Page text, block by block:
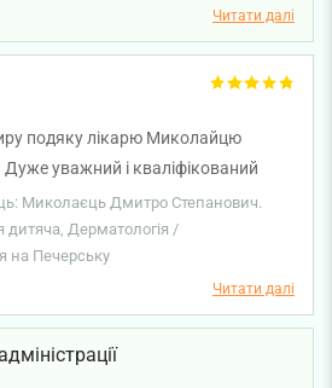
та позитивна оцінка — це найкраща
команди! Бажаємо вам міцного
Читати далі
подяку лікарю Миколайцю
уважний і кваліфікований
відповідальністю підходить до
професіоналізм і щире бажання
з першого звернення. Дякуємо
Миколаєць Дмитро Степанович.
Дерматологія /
на Печерську
Читати далі